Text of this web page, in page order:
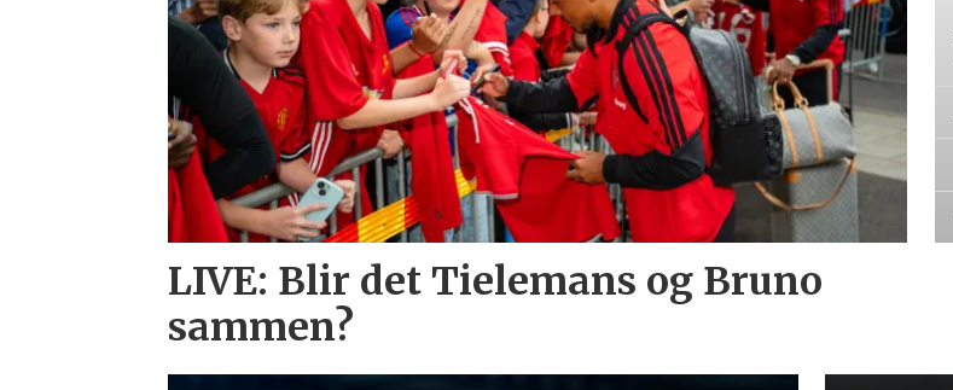
LIVE: Blir det Tielemans og Bruno
sammen?